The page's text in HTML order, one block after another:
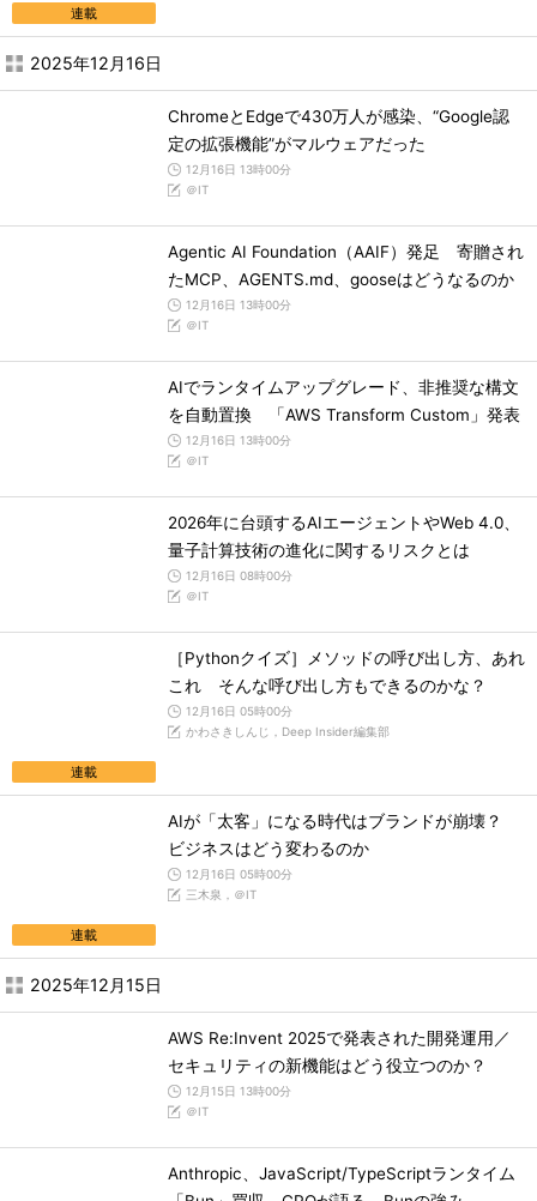
連載
2025年12月16日
ChromeとEdgeで430万人が感染、“Google認
定の拡張機能”がマルウェアだった
12月16日 13時00分
＠IT
Agentic AI Foundation（AAIF）発足 寄贈され
たMCP、AGENTS.md、gooseはどうなるのか
12月16日 13時00分
＠IT
AIでランタイムアップグレード、非推奨な構文
を自動置換 「AWS Transform Custom」発表
12月16日 13時00分
＠IT
2026年に台頭するAIエージェントやWeb 4.0、
量子計算技術の進化に関するリスクとは
12月16日 08時00分
＠IT
連載
［Pythonクイズ］メソッドの呼び出し方、あれ
これ そんな呼び出し方もできるのかな？
12月16日 05時00分
かわさきしんじ，Deep Insider編集部
連載
AIが「太客」になる時代はブランドが崩壊？
ビジネスはどう変わるのか
12月16日 05時00分
三木泉，＠IT
2025年12月15日
AWS Re:Invent 2025で発表された開発運用／
セキュリティの新機能はどう役立つのか？
12月15日 13時00分
＠IT
Anthropic、JavaScript/TypeScriptランタイム